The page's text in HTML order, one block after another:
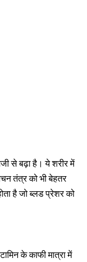
से बढ़ा है। ये शरीर में
तंत्र को भी बेहतर
है जो ब्लड प्रेशर को
के काफी मात्रा में